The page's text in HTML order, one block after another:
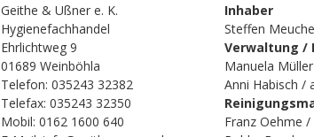
Geithe & Ußner e. K.
Hygienefachhandel
Ehrlichtweg 9
01689 Weinböhla
Telefon: 035243 32382
Telefax: 035243 32350
Mobil: 0162 1600 640
Inhaber
Steffen
Verwaltung /
Manuela
Anni Habisch /
Franz Oehme